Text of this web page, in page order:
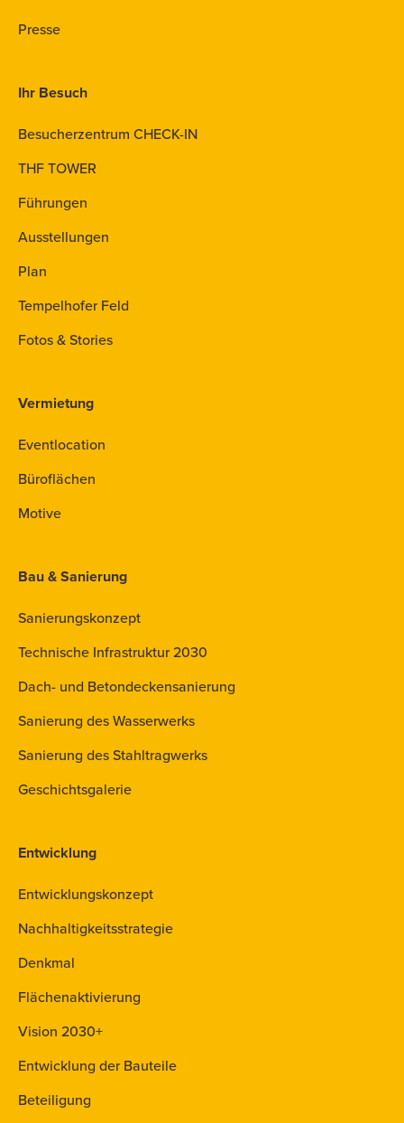
Presse
Ihr Besuch
Besucherzentrum CHECK-IN
THF TOWER
Führungen
Ausstellungen
Plan
Tempelhofer Feld
Fotos & Stories
Vermietung
Eventlocation
Büroflächen
Motive
Bau & Sanierung
Sanierungskonzept
Technische Infrastruktur 2030
Dach- und Betondeckensanierung
Sanierung des Wasserwerks
Sanierung des Stahltragwerks
Geschichtsgalerie
Entwicklung
Entwicklungskonzept
Nachhaltigkeitsstrategie
Denkmal
Flächenaktivierung
Vision 2030+
Entwicklung der Bauteile
Beteiligung